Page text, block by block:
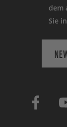
dem
Sie